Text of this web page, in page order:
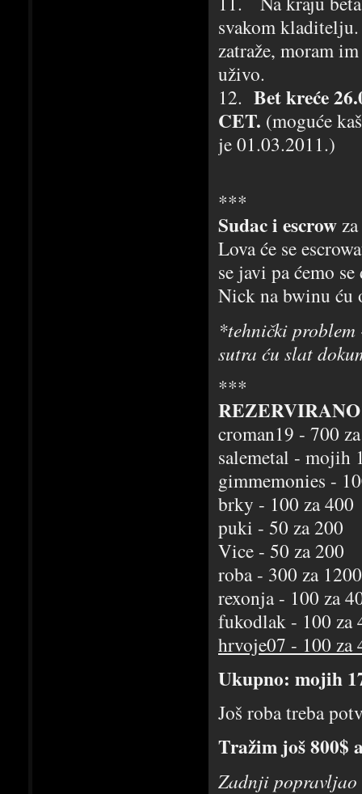
svakom
zatraže, moram
uživo.
12. Bet kreće
CET. (moguće
je 01.03.2011.)
***
Sudac i escrow
Lova će se
se javi pa ćemo se
Nick na bwinu ću
*tehnički
sutra ću slat
***
croman19 - 700
salemetal -
gimmemonies -
brky - 100 za
puki - 50 za 200
Vice - 50 za 200
roba - 300 za
rexonja - 100 za
fukodlak - 100 za
hrvoje07 - 100 za
Ukupno: mojih
Još roba treba
Tražim još 800$
Zadnji popravljao